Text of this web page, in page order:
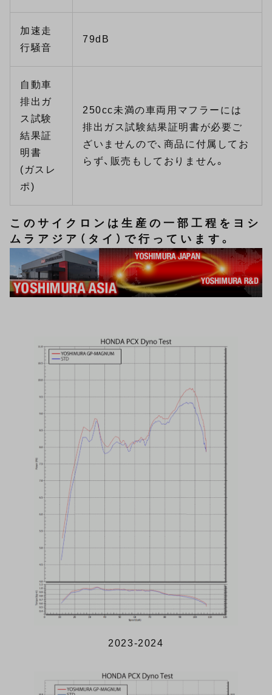
加速走
行騒音
79dB
自動車
排出ガ
ス試験
結果証
明書
(ガスレ
ポ)
250cc未満の車両用マフラーには
排出ガス試験結果証明書が必要ご
ざいませんので、商品に付属してお
らず、販売もしておりません。
このサイクロンは生産の一部工程をヨシ
ムラアジア（タイ）で行っています。
2023-2024